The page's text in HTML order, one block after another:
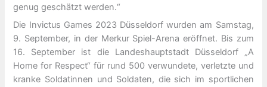
genug geschätzt werden.“
Die Invictus Games 2023 Düsseldorf wurden am Samstag,
9. September, in der Merkur Spiel-Arena eröffnet. Bis zum
16. September ist die Landeshauptstadt Düsseldorf „A
Home for Respect“ für rund 500 verwundete, verletzte und
kranke Soldatinnen und Soldaten, die sich im sportlichen